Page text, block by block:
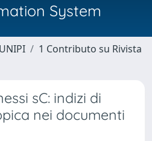
System
1 Contributo su Rivista
sC: indizi di
nei documenti